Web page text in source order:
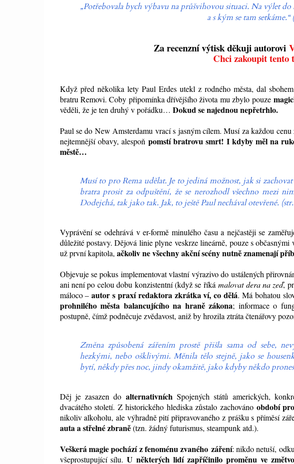
„Potřebovala bych výbavu na průšvihovou situaci. Na výlet do
a s kým se tam setkáme.“
Za recenzní výtisk děkuji autorovi
Chci zakoupit tento
Když před několika lety Paul Erdes utekl z rodného města, dal
bratru Removi. Coby připomínka dřívějšího života mu zbylo pouze
věděli, že je ten druhý v pořádku… Dokud se najednou nepřetrhlo.
Paul se do New Amsterdamu vrací s jasným cílem. Musí za každou
nejtemnější obavy, alespoň pomstí bratrovu smrt! I kdyby měl na
městě…
Musí to pro Rema udělat. Je to jediná možnost, jak si
bratra prosit za odpuštění, že se nerozhodl všechno mezi
Dodejchá, tak jako tak. Jak, to ještě Paul nechával otevřené.
Vyprávění se odehrává v er-formě minulého času a nejčastěji se
důležité postavy. Dějová linie plyne veskrze lineárně, pouze s
už první kapitola, ačkolivne všechny akční scény nutně znamenají
Objevuje se pokus implementovat vlastní výrazivo do ustálených
ani není po celou dobu konzistentní (když se říkámalovat dera na zeď,
máloco –autor s praxí redaktora zkrátka ví, co dělá. Má bohatou
prohnilého města balancujícího na hraně zákona; informace o
postupně, čímž podněcuje zvědavost, aniž by hrozila ztráta čtenářovy
Změna způsobená zářením prostě přišla sama od sebe,
hezkými, nebo ošklivými. Měnila tělo stejně, jako se
bytí, někdy přes noc, jindy okamžitě, jako kdyby někdo
Děj je zasazen do alternativníchSpojených států amerických,
dvacátého století. Z historického hlediska zůstalo zachováno období
nikoliv alkoholu, ale výhradně pití připravovaného z prášku s příměsí
auta a střelné zbraně(tzn. žádný futurismus, steampunk atd.).
Veškerá magie pochází z fenoménu zvaného záření: nikdo netuší,
všeprostupující sílu.U některých lidí zapříčinilo proměnu ve